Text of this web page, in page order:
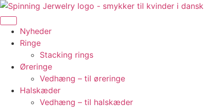
Videre
til
indholdNyheder
Ringe
Stacking rings
Øreringe
Vedhæng – til øreringe
Halskæder
Vedhæng – til halskæder